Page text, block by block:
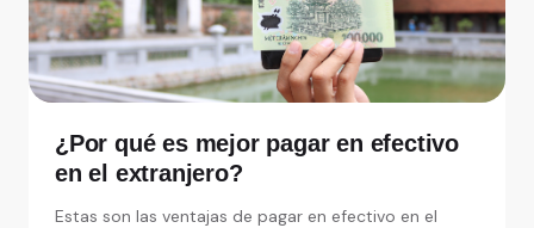
¿Por qué es mejor pagar en efectivo
en el extranjero?
Estas son las ventajas de pagar en efectivo en el